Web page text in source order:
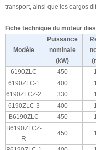
transport, ainsi que les cargos
Fiche technique du moteur
Modèle
Puissance
nominale
(kW)
6190ZLC
450
6190ZLC-1
400
6190ZLCZ-2
330
6190ZLC-3
400
B6190ZLC
450
B6190ZLCZ-
R
450